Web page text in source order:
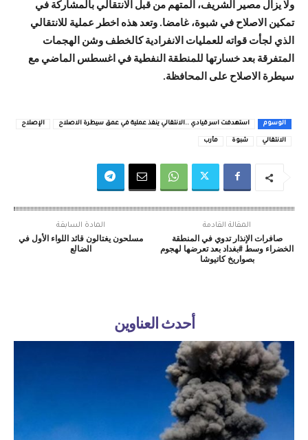
ولا يزال مصير الشريف، المتهم من قبل الانتقالي بالمشاركة في
تمكين الاصلاح في شبوة، غامضا. وتعد هذه اخطر عملية للانتقالي
الذي لجأت قواته للعمليات الانفرادية كالخطف وشن الهجمات
المتفرقة بعد خسارتها للمنطقة النفطية في اغسطس الماضي مع
سيطرة الاصلاح على المحافظة.
الوسوم استهدفت اسر قيادي ..الانتقالي ينفذ عملية في عمق سيطرة الاصلاح الإصلاح
الانتقالي شبوة مأرب
المادة السابقة
مسلحون يغتالون قائد اللواء الأول في
الضالع
المقالة القادمة
صافرات الإنذار تدوي في المنطقة
الخضراء وسط #بغداد بعد تعرضها لهجوم
بصواريخ كاتيوشا
أحدث العناوين